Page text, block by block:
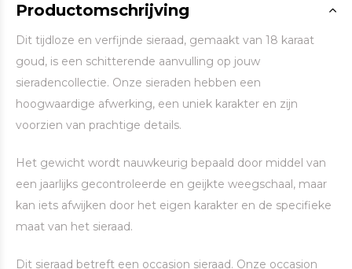
Productomschrijving
Dit tijdloze en verfijnde sieraad, gemaakt van 18 karaat
goud, is een schitterende aanvulling op jouw
sieradencollectie. Onze sieraden hebben een
hoogwaardige afwerking, een uniek karakter en zijn
voorzien van prachtige details.
Het gewicht wordt nauwkeurig bepaald door middel van
een jaarlijks gecontroleerde en geijkte weegschaal, maar
kan iets afwijken door het eigen karakter en de specifieke
maat van het sieraad.
Dit sieraad betreft een occasion sieraad. Onze occasion